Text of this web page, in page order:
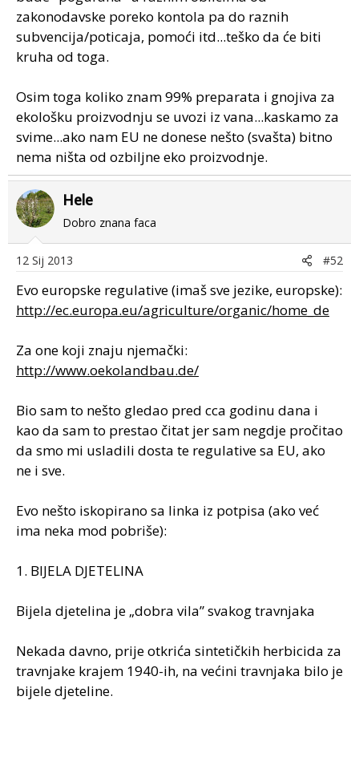
zakonodavske poreko kontola pa do raznih
subvencija/poticaja, pomoći itd...teško da će biti
kruha od toga.
Osim toga koliko znam 99% preparata i gnojiva za
ekološku proizvodnju se uvozi iz vana...kaskamo za
svime...ako nam EU ne donese nešto (svašta) bitno
nema ništa od ozbiljne eko proizvodnje.
Hele
Dobro znana faca
12 Sij 2013 #52
Evo europske regulative (imaš sve jezike, europske):
http://ec.europa.eu/agriculture/organic/home_de
Za one koji znaju njemački:
http://www.oekolandbau.de/
Bio sam to nešto gledao pred cca godinu dana i
kao da sam to prestao čitat jer sam negdje pročitao
da smo mi usladili dosta te regulative sa EU, ako
ne i sve.
Evo nešto iskopirano sa linka iz potpisa (ako već
ima neka mod pobriše):
1. BIJELA DJETELINA
Bijela djetelina je „dobra vila” svakog travnjaka
Nekada davno, prije otkrića sintetičkih herbicida za
travnjake krajem 1940-ih, na većini travnjaka bilo je
bijele djeteline.